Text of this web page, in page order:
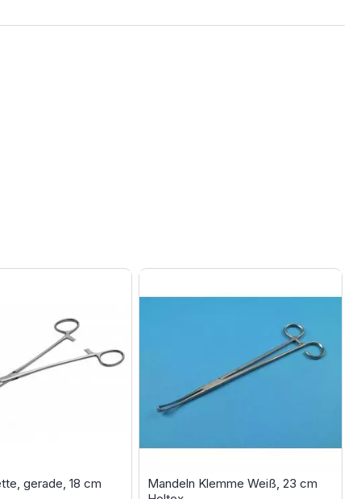
gerade, 18 cm
Mandeln Klemme Weiß, 23 cm